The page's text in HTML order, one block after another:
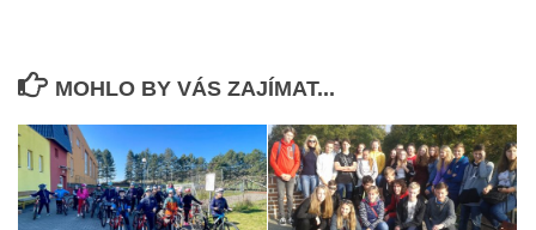
MOHLO BY VÁS ZAJÍMAT...